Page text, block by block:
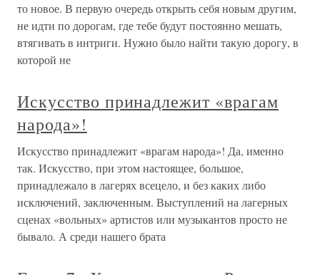
то новое. В первую очередь открыть себя новым другим,
не идти по дорогам, где тебе будут постоянно мешать,
втягивать в интриги. Нужно было найти такую дорогу, в
которой не
Искусство принадлежит «врагам
народа»!
Искусство принадлежит «врагам народа»! Да, именно
так. Искусство, при этом настоящее, большое,
принадлежало в лагерях всецело, и без каких либо
исключений, заключенным. Выступлений на лагерных
сценах «вольных» артистов или музыкантов просто не
бывало. А среди нашего брата